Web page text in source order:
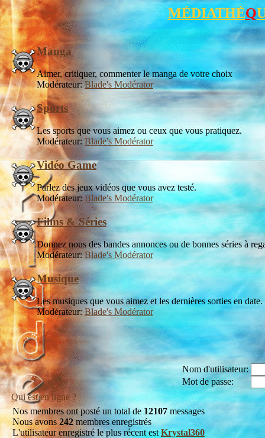
MÉDIATHÈQ
Manga
Aimer, critiquer, commenter le manga de votre choix
Modérateur: Blade's Modérator
Sports
Les sports que vous aimez ou ceux que vous pratiquez.
Modérateur: Blade's Modérator
Vidéo Game
Parlez des jeux vidéos que vous avez testé.
Modérateur: Blade's Modérator
Films & Séries
Donnez nous des bandes annonces ou de bonnes séries à
Modérateur: Blade's Modérator
Musique
Les musiques que vous aimez et les dernières sorties en date.
Modérateur: Blade's Modérator
Nom d'utilisateur:
Mot de passe:
Qui est en ligne ?
Nos membres ont posté un total de12107 messages
Nous avons242membres enregistrés
L'utilisateur enregistré le plus récent estKrystal360